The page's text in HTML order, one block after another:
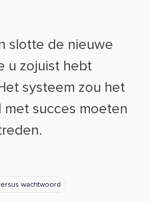
slotte de nieuwe
u zojuist hebt
systeem zou het
met succes moeten
wachtwoord